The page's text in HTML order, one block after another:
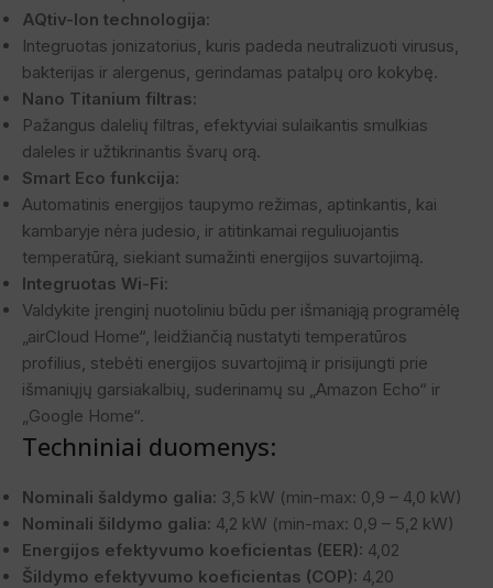
AQtiv-Ion technologija:
Integruotas jonizatorius, kuris padeda neutralizuoti virusus,
bakterijas ir alergenus, gerindamas patalpų oro kokybę.
Nano Titanium filtras:
Pažangus dalelių filtras, efektyviai sulaikantis smulkias
daleles ir užtikrinantis švarų orą.
Smart Eco funkcija:
Automatinis energijos taupymo režimas, aptinkantis, kai
kambaryje nėra judesio, ir atitinkamai reguliuojantis
temperatūrą, siekiant sumažinti energijos suvartojimą.
Integruotas Wi-Fi:
Valdykite įrenginį nuotoliniu būdu per išmaniąją programėlę
„airCloud Home“, leidžiančią nustatyti temperatūros
profilius, stebėti energijos suvartojimą ir prisijungti prie
išmaniųjų garsiakalbių, suderinamų su „Amazon Echo“ ir
„Google Home“.
Techniniai duomenys:
Nominali šaldymo galia: 3,5 kW (min-max: 0,9 – 4,0 kW)
Nominali šildymo galia: 4,2 kW (min-max: 0,9 – 5,2 kW)
Energijos efektyvumo koeficientas (EER): 4,02
Šildymo efektyvumo koeficientas (COP): 4,20